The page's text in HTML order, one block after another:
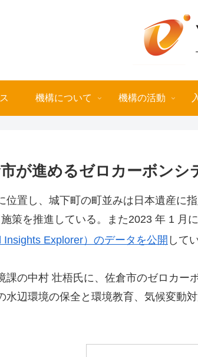
機構について 機構の活動
が進めるゼロカーボン
位置し、城下町の町並みは日本遺産に
策を推進している。また2023 年 1 月
Explorer）のデータを公開 して
課の中村 壮梧氏に、佐倉市のゼロカ
水辺環境の保全と環境教育、気候変動